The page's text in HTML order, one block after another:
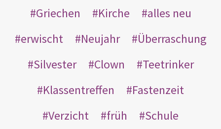
Griechen
Kirche
alles neu
erwischt
Neujahr
Überraschung
Silvester
Clown
Teetrinker
Klassentreffen
Fastenzeit
Verzicht
früh
Schule